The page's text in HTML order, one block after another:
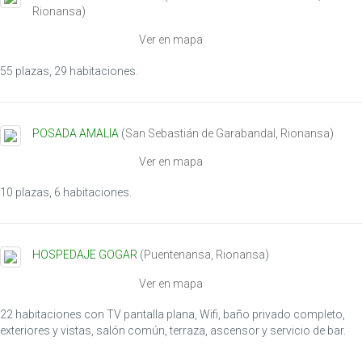
Rionansa)
Ver en mapa
55 plazas, 29 habitaciones.
POSADA AMALIA (San Sebastián de Garabandal Rionansa)
Ver en mapa
10 plazas, 6 habitaciones.
HOSPEDAJE GOGAR (Puentenansa Rionansa)
Ver en mapa
22 habitaciones con TV pantalla plana, Wifi, baño privado completo,
exteriores y vistas, salón común, terraza, ascensor y servicio de bar.